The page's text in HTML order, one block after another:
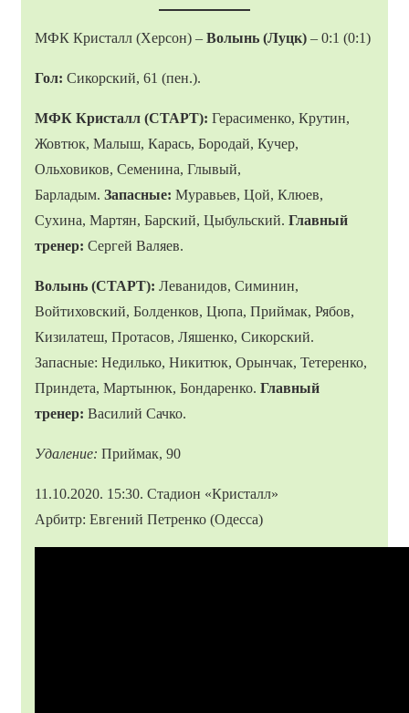
МФК Кристалл (Херсон) – Волынь (Луцк) – 0:1 (0:1)
Гол: Сикорский, 61 (пен.).
МФК Кристалл (СТАРТ): Герасименко, Крутин,
Жовтюк, Малыш, Карась, Бородай, Кучер,
Ольховиков, Семенина, Глывый,
Барладым. Запасные: Муравьев, Цой, Клюев,
Сухина, Мартян, Барский, Цыбульский. Главный
тренер: Сергей Валяев.
Волынь (СТАРТ): Леванидов, Симинин,
Войтиховский, Болденков, Цюпа, Приймак, Рябов,
Кизилатеш, Протасов, Ляшенко, Сикорский.
Запасные: Недилько, Никитюк, Орынчак, Тетеренко,
Приндета, Мартынюк, Бондаренко. Главный
тренер: Василий Сачко.
Удаление: Приймак, 90
11.10.2020. 15:30. Стадион «Кристалл»
Арбитр: Евгений Петренко (Одесса)